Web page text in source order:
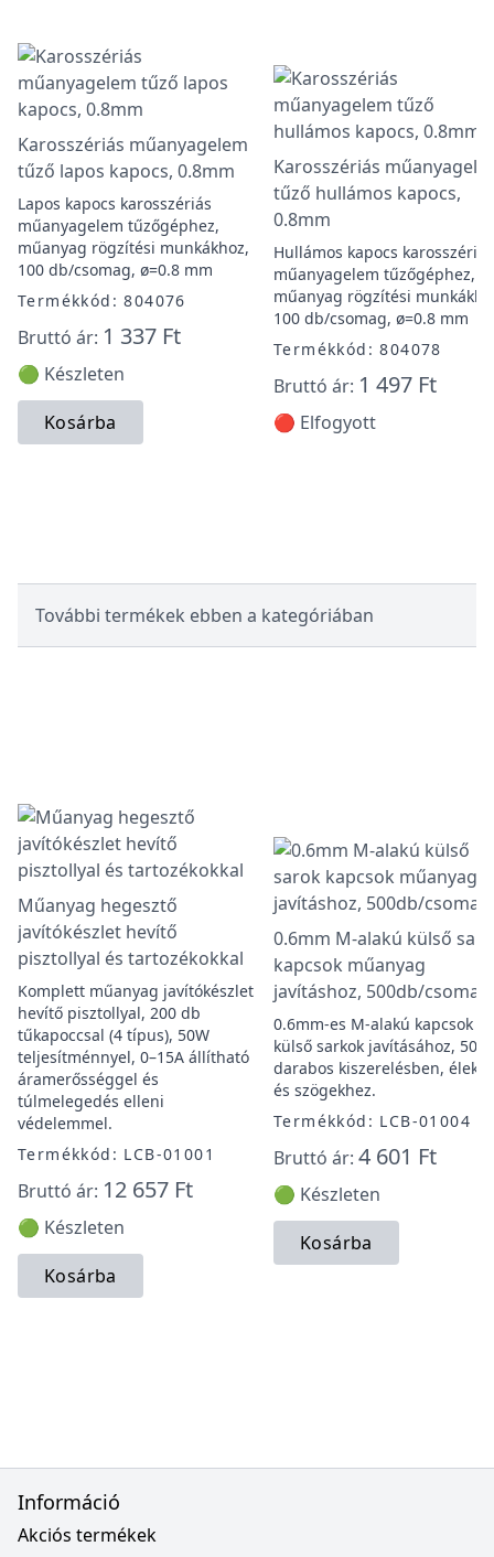
Karosszériás műanyagelem
tűző lapos kapocs, 0.8mm
Lapos kapocs karosszériás
műanyagelem tűzőgéphez,
műanyag rögzítési munkákhoz,
100 db/csomag, ø=0.8 mm
Termékkód: 804076
Bruttó ár: 1 337 Ft
🟢 Készleten
Kosárba
Karosszériás
tűző hullámos kapocs,
0.8mm
Hullámos kapocs karosszériás
műanyagelem tűzőgéphez,
műanyag rögzítési
100 db/csomag, ø=0.8 mm
Termékkód: 804078
Bruttó ár: 1 497 Ft
🔴 Elfogyott
További termékek ebben a kategóriában
Műanyag hegesztő
javítókészlet hevítő
pisztollyal és tartozékokkal
Komplett műanyag javítókészlet
hevítő pisztollyal, 200 db
tűkapoccsal (4 típus), 50W
teljesítménnyel, 0–15A állítható
áramerősséggel és
túlmelegedés elleni
védelemmel.
Termékkód: LCB-01001
Bruttó ár: 12 657 Ft
🟢 Készleten
Kosárba
0.6mm M-alakú külső
kapcsok műanyag
javításhoz, 500db/csomag
0.6mm-es M-alakú kapcsok
külső sarkok javításához, 500
darabos kiszerelésben,
és szögekhez.
Termékkód: LCB-01004
Bruttó ár: 4 601 Ft
🟢 Készleten
Kosárba
Információ
Akciós termékek